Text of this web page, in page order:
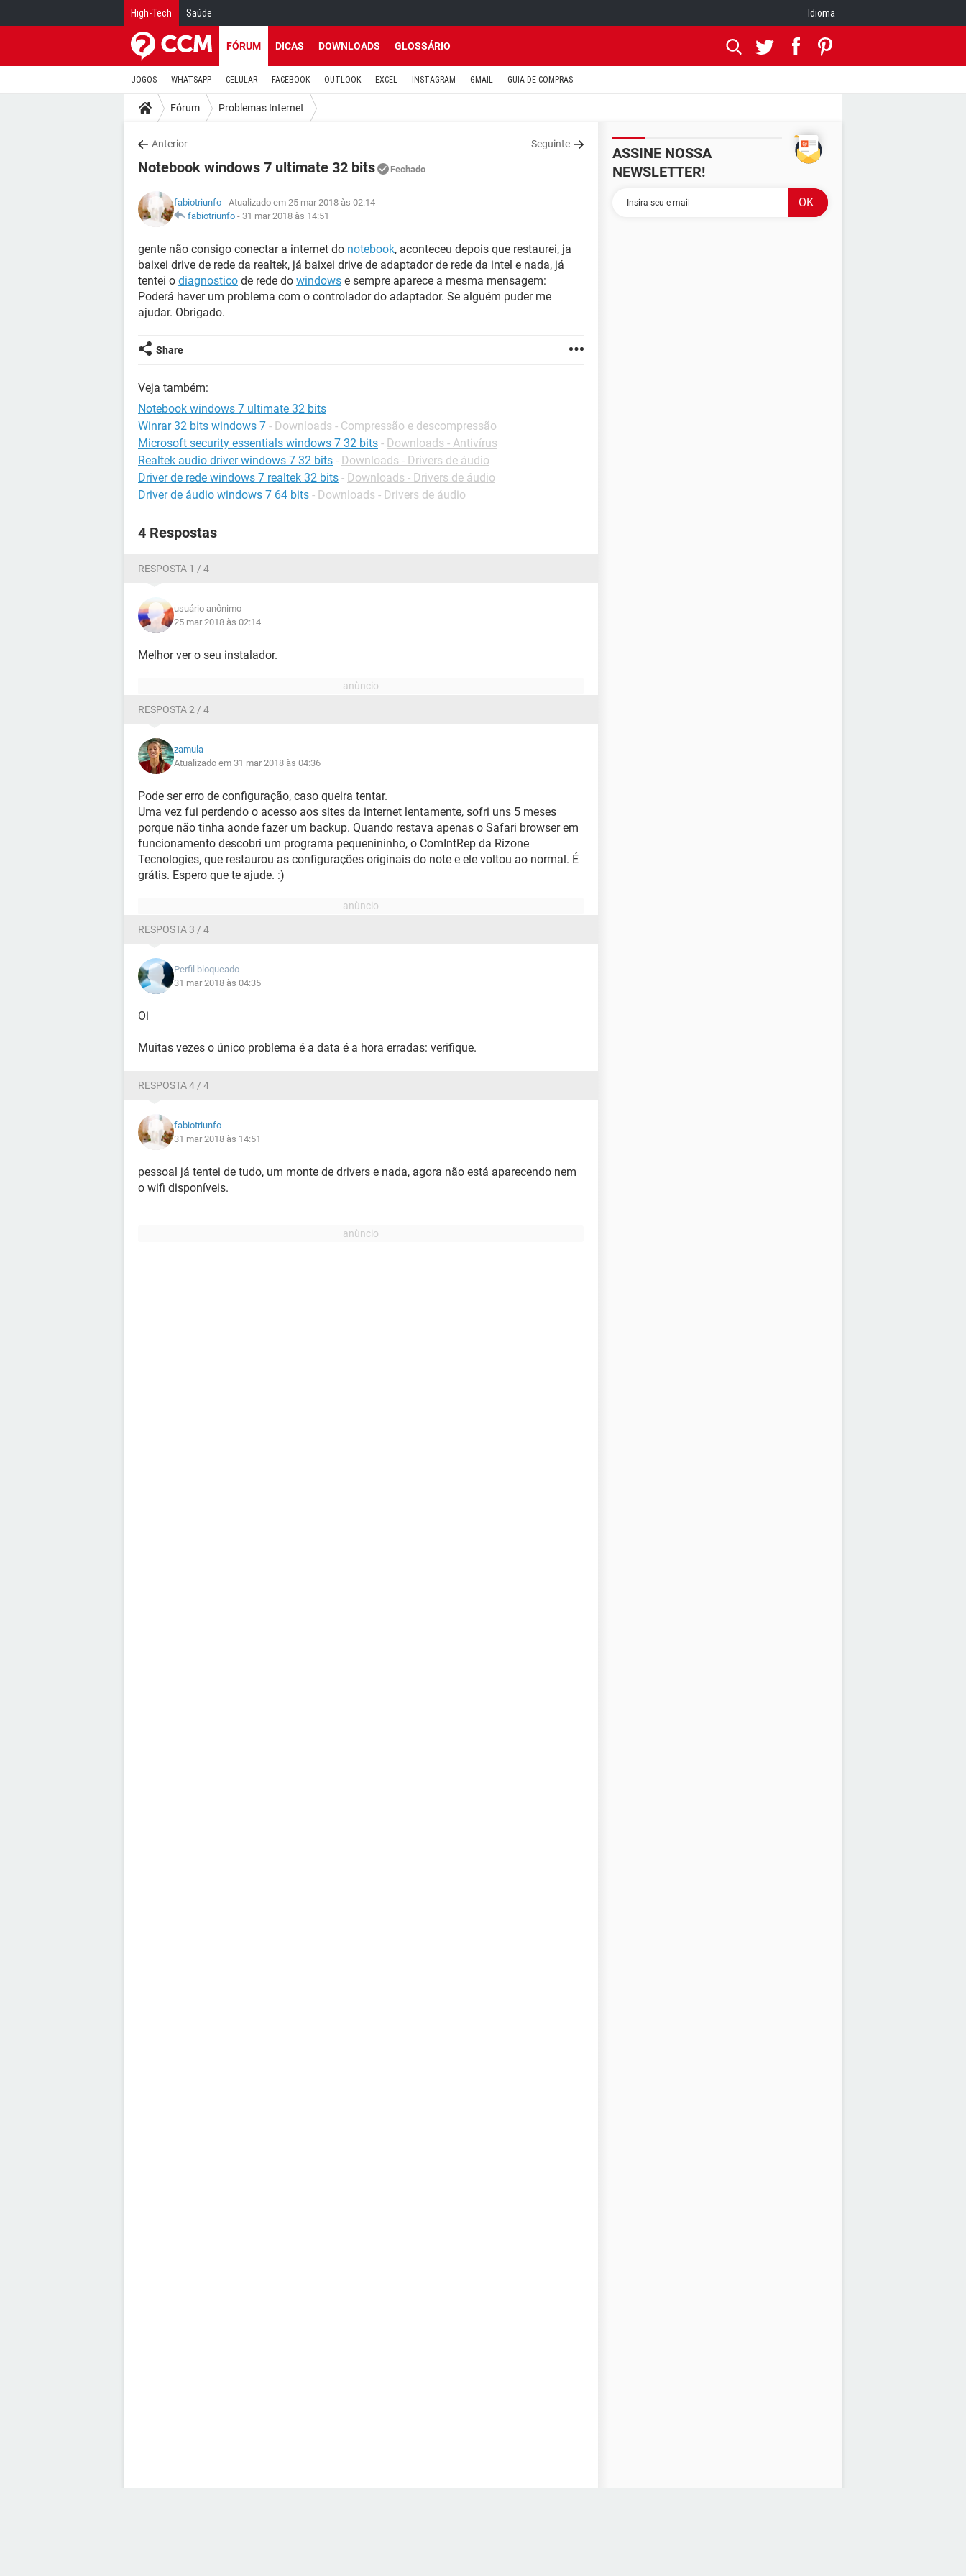
High-Tech Saúde Idioma
FÓRUM DICAS DOWNLOADS GLOSSÁRIO
JOGOS WHATSAPP CELULAR FACEBOOK OUTLOOK EXCEL INSTAGRAM GMAIL GUIA DE COMPRAS
Fórum Problemas Internet
Anterior Seguinte
Notebook windows 7 ultimate 32 bits Fechado
fabiotriunfo - Atualizado em 25 mar 2018 às 02:14
fabiotriunfo - 31 mar 2018 às 14:51
gente não consigo conectar a internet do notebook, aconteceu depois que restaurei, ja
baixei drive de rede da realtek, já baixei drive de adaptador de rede da intel e nada, já
tentei o diagnostico de rede do windows e sempre aparece a mesma mensagem:
Poderá haver um problema com o controlador do adaptador. Se alguém puder me
ajudar. Obrigado.
Share
Veja também:
Notebook windows 7 ultimate 32 bits
Winrar 32 bits windows 7 - Downloads - Compressão e descompressão
Microsoft security essentials windows 7 32 bits - Downloads - Antivírus
Realtek audio driver windows 7 32 bits - Downloads - Drivers de áudio
Driver de rede windows 7 realtek 32 bits - Downloads - Drivers de áudio
Driver de áudio windows 7 64 bits - Downloads - Drivers de áudio
4 Respostas
RESPOSTA 1 / 4
usuário anônimo
25 mar 2018 às 02:14
Melhor ver o seu instalador.
RESPOSTA 2 / 4
zamula
Atualizado em 31 mar 2018 às 04:36
Pode ser erro de configuração, caso queira tentar.
Uma vez fui perdendo o acesso aos sites da internet lentamente, sofri uns 5 meses
porque não tinha aonde fazer um backup. Quando restava apenas o Safari browser em
funcionamento descobri um programa pequenininho, o ComIntRep da Rizone
Tecnologies, que restaurou as configurações originais do note e ele voltou ao normal. É
grátis. Espero que te ajude. :)
RESPOSTA 3 / 4
Perfil bloqueado
31 mar 2018 às 04:35
Oi
Muitas vezes o único problema é a data é a hora erradas: verifique.
RESPOSTA 4 / 4
fabiotriunfo
31 mar 2018 às 14:51
pessoal já tentei de tudo, um monte de drivers e nada, agora não está aparecendo nem
o wifi disponíveis.
ASSINE NOSSA
NEWSLETTER!